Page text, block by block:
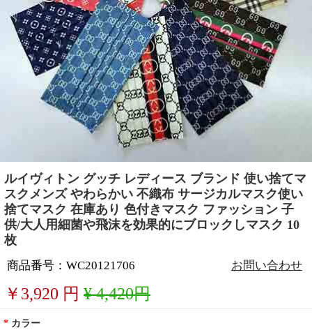
ルイヴィトン グッチ レディース ブランド 使い捨てマ
スクメンズ やわらかい 不織布 サージカルマスク使い
捨てマスク 在庫あり 色付きマスク ファッション 子
供/大人用細菌や飛沫を効果的にブロックしマスク 10
枚
商品番号：WC20121706 お問い合わせ
￥ 3,920 円 ¥ 4,420円
* カラー